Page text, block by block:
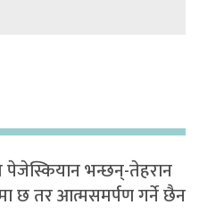
पेजेस्कियान भन्छन्-तेहरान
छ तर आत्मसमर्पण गर्ने छैन